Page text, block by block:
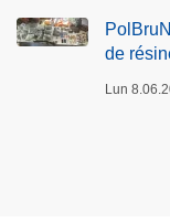
de
Lun